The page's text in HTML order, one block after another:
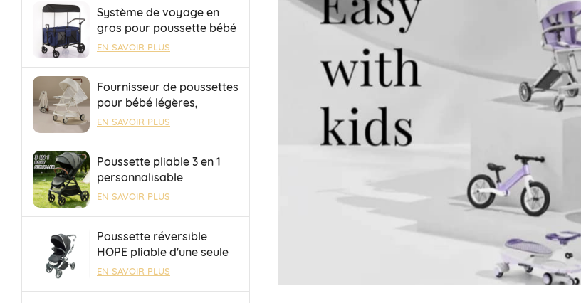
Système de voyage en
gros pour poussette bébé
4 places, poussette de
remorquage.
EN SAVOIR PLUS
Fournisseur de poussettes
pour bébé légères,
pliables et adaptées aux
EN SAVOIR PLUS
Poussette pliable 3 en 1
personnalisable
OEM/ODM avec siège
EN SAVOIR PLUS
Poussette réversible
HOPE pliable d'une seule
main, sûre et durable,
EN SAVOIR PLUS